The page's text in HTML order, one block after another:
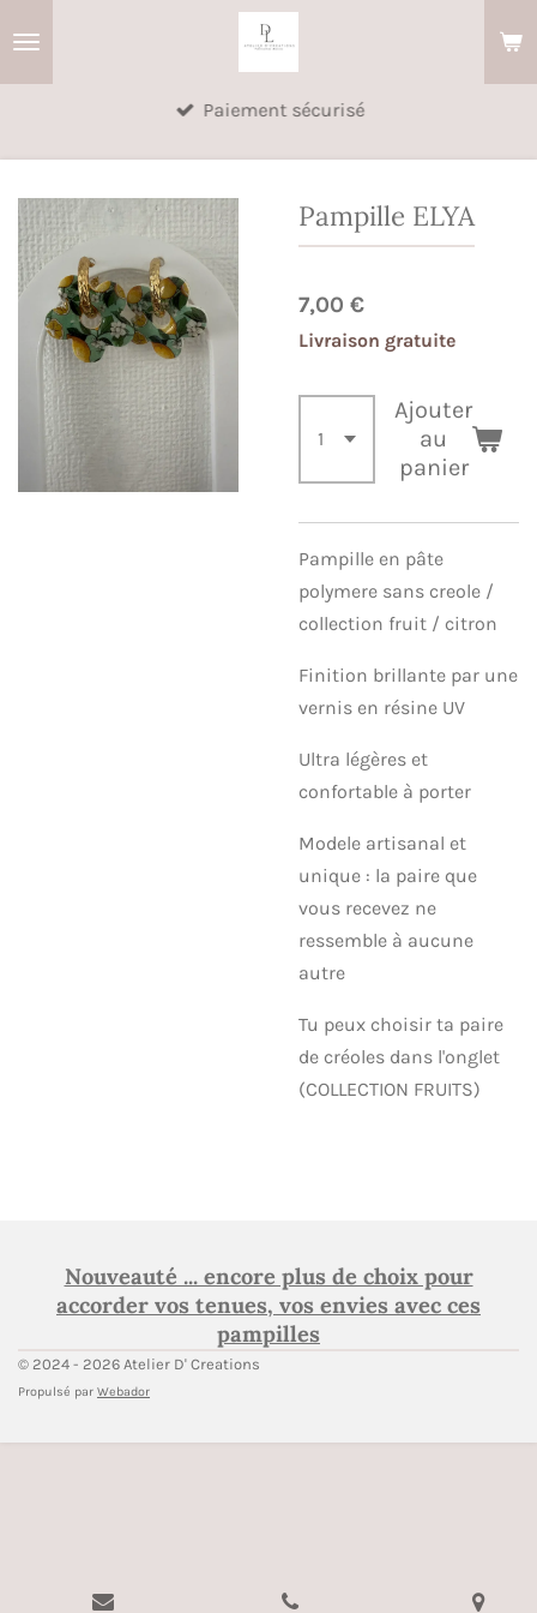
Paiement sécurisé
Pampille ELYA
7,00 €
Livraison gratuite
Ajouter
au
panier
Pampille en pâte
polymere sans creole /
collection fruit / citron
Finition brillante par une
vernis en résine UV
Ultra légères et
confortable à porter
Modele artisanal et
unique : la paire que
vous recevez ne
ressemble à aucune
autre
Tu peux choisir ta paire
de créoles dans l'onglet
(COLLECTION FRUITS)
Nouveauté ... encore plus de choix pour
accorder vos tenues, vos envies avec ces
pampilles
© 2024 - 2026 Atelier D' Creations
Propulsé par Webador